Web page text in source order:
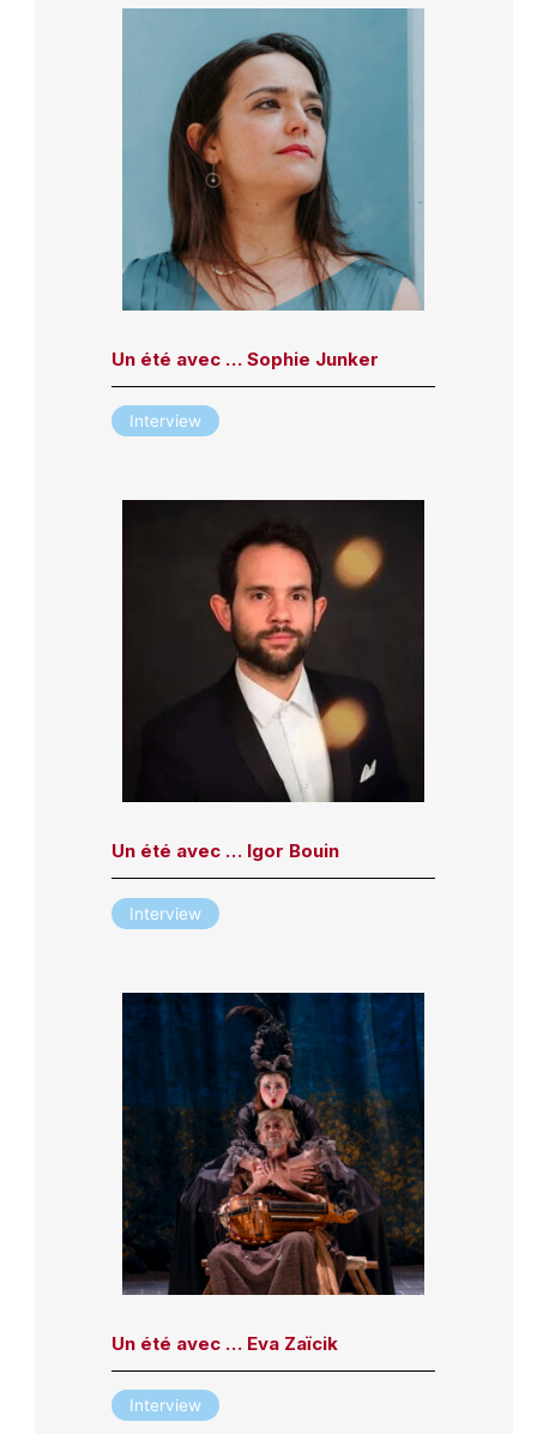
Un été avec … Sophie Junker
Interview
Un été avec … Igor Bouin
Interview
Un été avec … Eva Zaïcik
Interview